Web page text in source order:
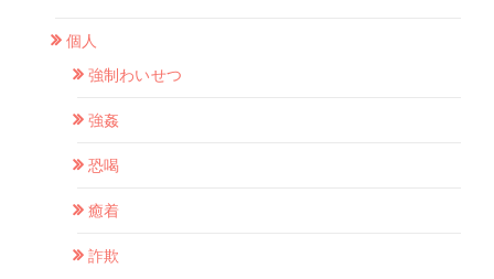
個人
強制わいせつ
強姦
恐喝
癒着
詐欺